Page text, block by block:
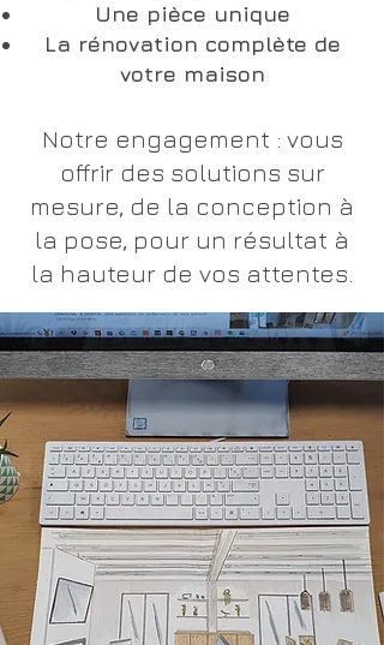
Une pièce unique
La rénovation complète de
votre maison
Notre engagement : vous
offrir des solutions sur
mesure, de la conception à
la pose, pour un résultat à
la hauteur de vos attentes.